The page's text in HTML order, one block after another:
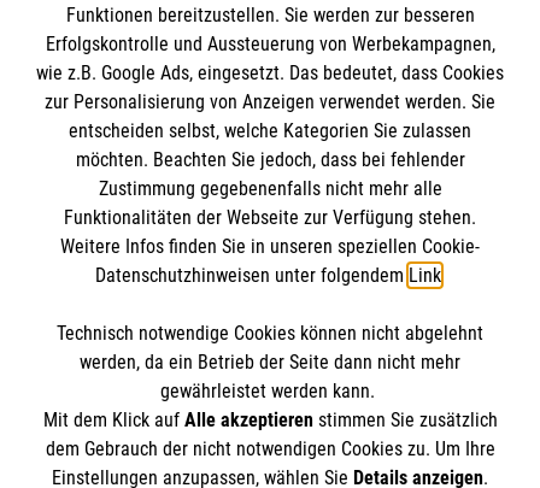
Impressum
Datenschutz
Kontakt
Die Malteser
Malteser in Deutschland
Malteserorden
Sharepoint
Spendenkonto
Bank: Pax-Bank für Kirche und Caritas eG
IBAN: DE60370601201201206290
BIC: GENODED1PA7
So finden Sie uns
Am Blaufuß 8
46485 Wesel
Der Malteser Hilfsdienst e.V. ist als eingetragene
Funktionen bereitzustellen. Sie werden zur besseren
Erfolgskontrolle und Aussteuerung von Werbekampagnen,
wie z.B. Google Ads, eingesetzt. Das bedeutet, dass Cookies
zur Personalisierung von Anzeigen verwendet werden. Sie
entscheiden selbst, welche Kategorien Sie zulassen
möchten. Beachten Sie jedoch, dass bei fehlender
Zustimmung gegebenenfalls nicht mehr alle
Funktionalitäten der Webseite zur Verfügung stehen.
Weitere Infos finden Sie in unseren speziellen Cookie-
Datenschutzhinweisen unter folgendem Link.
Technisch notwendige Cookies können nicht abgelehnt
werden, da ein Betrieb der Seite dann nicht mehr
gewährleistet werden kann.
Mit dem Klick auf Alle akzeptierenstimmen Sie zusätzlich
dem Gebrauch der nicht notwendigen Cookies zu. Um Ihre
Einstellungen anzupassen, wählen Sie Details anzeigen.